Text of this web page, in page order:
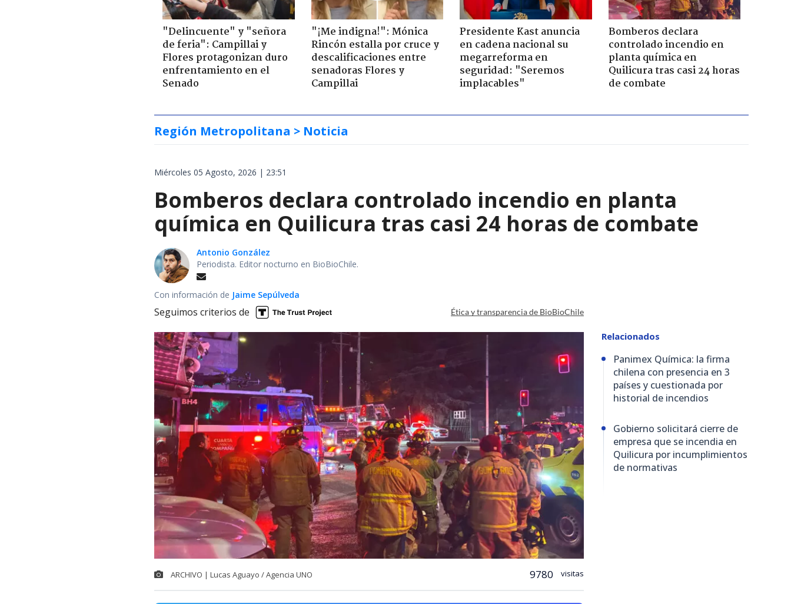
"Delincuente" y "señora
de feria": Campillai y
Flores protagonizan duro
enfrentamiento en el
Senado
"¡Me indigna!": Mónica
Rincón estalla por cruce y
descalificaciones entre
senadoras Flores y
Campillai
Presidente Kast anuncia
en cadena nacional su
megarreforma en
seguridad: "Seremos
implacables"
Bomberos declara
controlado incendio en
planta química en
Quilicura tras casi 24 horas
de combate
Región Metropolitana > Noticia
Miércoles 05 Agosto, 2026 | 23:51
Bomberos declara controlado incendio en planta
química en Quilicura tras casi 24 horas de combate
Antonio González
Periodista. Editor nocturno en BioBioChile.
Con información de Jaime Sepúlveda
Seguimos criterios de Ética y transparencia de BioBioChile
ARCHIVO | Lucas Aguayo / Agencia UNO 9780 visitas
Relacionados
Panimex Química: la firma
chilena con presencia en 3
países y cuestionada por
historial de incendios
Gobierno solicitará cierre de
empresa que se incendia en
Quilicura por incumplimientos
de normativas